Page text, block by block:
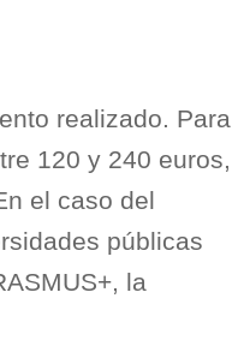
realizado. Para
120 y 240 euros,
el caso del
públicas
la